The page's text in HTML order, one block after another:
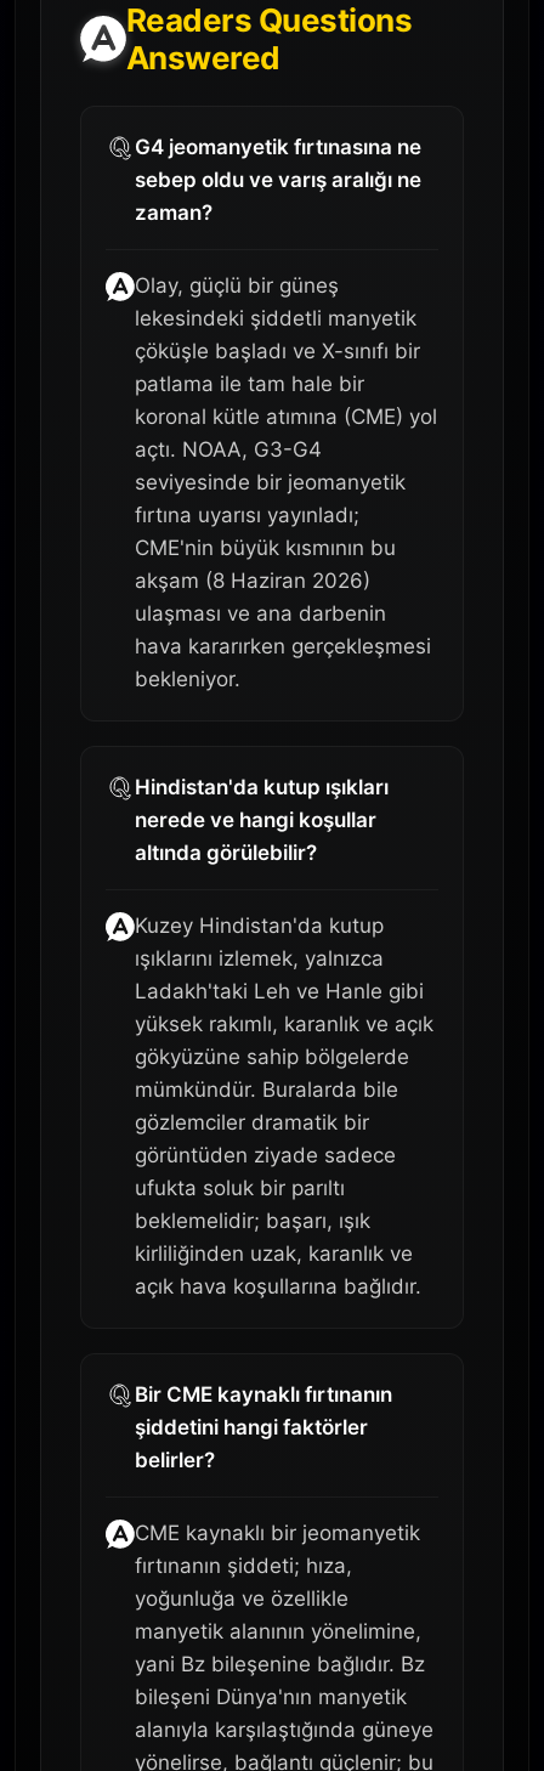
Readers Questions
Answered
G4 jeomanyetik fırtınasına ne
sebep oldu ve varış aralığı ne
zaman?
Olay, güçlü bir güneş
lekesindeki şiddetli manyetik
çöküşle başladı ve X-sınıfı bir
patlama ile tam hale bir
koronal kütle atımına (CME) yol
açtı. NOAA, G3-G4
seviyesinde bir jeomanyetik
fırtına uyarısı yayınladı;
CME'nin büyük kısmının bu
akşam (8 Haziran 2026)
ulaşması ve ana darbenin
hava kararırken gerçekleşmesi
bekleniyor.
Hindistan'da kutup ışıkları
nerede ve hangi koşullar
altında görülebilir?
Kuzey Hindistan'da kutup
ışıklarını izlemek, yalnızca
Ladakh'taki Leh ve Hanle gibi
yüksek rakımlı, karanlık ve açık
gökyüzüne sahip bölgelerde
mümkündür. Buralarda bile
gözlemciler dramatik bir
görüntüden ziyade sadece
ufukta soluk bir parıltı
beklemelidir; başarı, ışık
kirliliğinden uzak, karanlık ve
açık hava koşullarına bağlıdır.
Bir CME kaynaklı fırtınanın
şiddetini hangi faktörler
belirler?
CME kaynaklı bir jeomanyetik
fırtınanın şiddeti; hıza,
yoğunluğa ve özellikle
manyetik alanının yönelimine,
yani Bz bileşenine bağlıdır. Bz
bileşeni Dünya'nın manyetik
alanıyla karşılaştığında güneye
yönelirse, bağlantı güçlenir; bu